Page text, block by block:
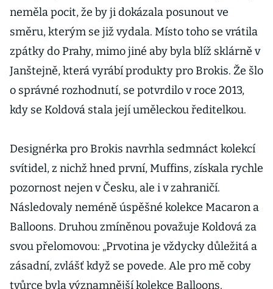
neměla pocit, že by ji dokázala posunout ve
směru, kterým se již vydala. Místo toho se vrátila
zpátky do Prahy, mimo jiné aby byla blíž sklárně v
Janštejně, která vyrábí produkty pro Brokis. Že šlo
o správné rozhodnutí, se potvrdilo v roce 2013,
kdy se Koldová stala její uměleckou ředitelkou.
Designérka pro Brokis navrhla sedmnáct kolekcí
svítidel, z nichž hned první, Muffins, získala rychle
pozornost nejen v Česku, ale i v zahraničí.
Následovaly neméně úspěšné kolekce Macaron a
Balloons. Druhou zmíněnou považuje Koldová za
svou přelomovou: „Prvotina je vždycky důležitá a
zásadní, zvlášť když se povede. Ale pro mě coby
tvůrce byla významnější kolekce Balloons.